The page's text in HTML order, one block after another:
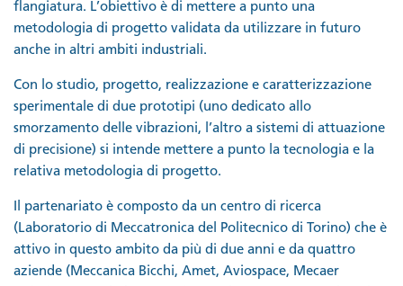
flangiatura. L’obiettivo è di mettere a punto una
metodologia di progetto validata da utilizzare in futuro
anche in altri ambiti industriali.
Con lo studio, progetto, realizzazione e caratterizzazione
sperimentale di due prototipi (uno dedicato allo
smorzamento delle vibrazioni, l’altro a sistemi di attuazione
di precisione) si intende mettere a punto la tecnologia e la
relativa metodologia di progetto.
Il partenariato è composto da un centro di ricerca
(Laboratorio di Meccatronica del Politecnico di Torino) che è
attivo in questo ambito da più di due anni e da quattro
aziende (Meccanica Bicchi, Amet, Aviospace, Mecaer